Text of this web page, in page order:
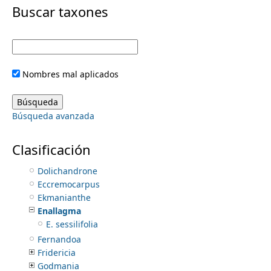
i
m
r
y
t
n
u
Buscar taxones
Nombres mal aplicados
Búsqueda avanzada
Clasificación
Astianthus
Callichlamys
Chilopsis
Cuspidaria
Cybistax
Digomphia
Dolichandra
Dolichandrone
Eccremocarpus
Ekmanianthe
Enallagma
E. sessilifolia
Fernandoa
Fridericia
Godmania